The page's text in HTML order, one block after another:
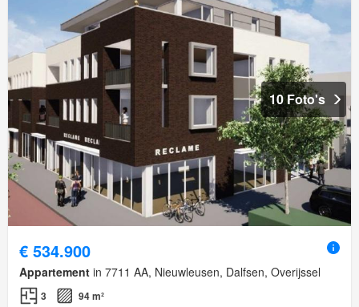
10 Foto's
€ 534.900
Appartement in 7711 AA, Nieuwleusen, Dalfsen, Overijssel
3 94 m²